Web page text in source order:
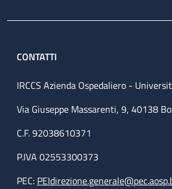
CONTATTI
IRCCS Azienda Ospedaliero -
Via Giuseppe Massarenti, 9, 40138
C.F. 92038610371
P.IVA 02553300373
PEC: